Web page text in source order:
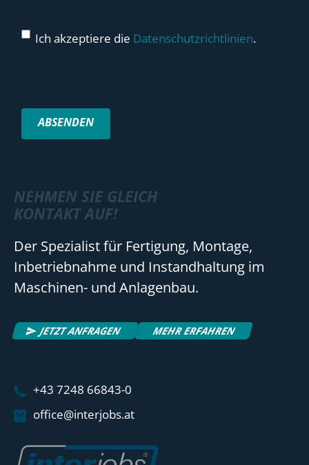
Ich akzeptiere die Datenschutzrichtlinien.
NEHMEN SIE GLEICH
KONTAKT AUF!
Der Spezialist für Fertigung, Montage,
Inbetriebnahme und Instandhaltung im
Maschinen- und Anlagenbau.
JETZT ANFRAGEN MEHR ERFAHREN
+43 7248 66843-0
office@interjobs.at